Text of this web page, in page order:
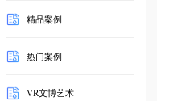
精品案例
热门案例
VR文博艺术